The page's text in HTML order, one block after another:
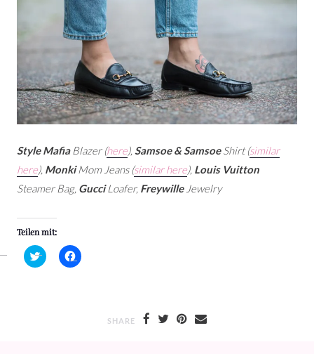
Style MafiaBlazer (here), Samsoe & SamsoeShirt (similar
here), MonkiMom Jeans (similar here), Louis Vuitton
Steamer Bag, GucciLoafer, FreywilleJewelry
Teilen mit:
Klick,
um
Klick,
um
SHARE